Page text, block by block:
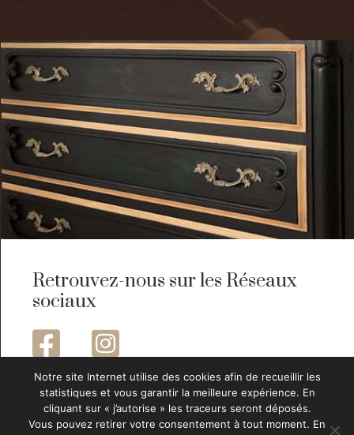
Retrouvez-nous sur les Réseaux
sociaux
 
Notre site Internet utilise des cookies afin de recueillir les
statistiques et vous garantir la meilleure expérience. En
cliquant sur « j’autorise » les traceurs seront déposés.
Vous pouvez retirer votre consentement à tout moment. En